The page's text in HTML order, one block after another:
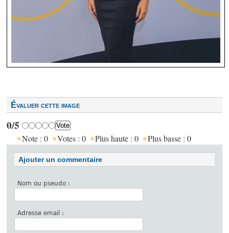
Évaluer cette image
0/5
Note :0 Votes :0 Plus haute :0 Plus basse :0
Ajouter un commentaire
Nom ou pseudo :
Adresse email :